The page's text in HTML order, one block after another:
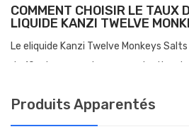
COMMENT CHOISIR LE TAUX
LIQUIDE KANZI TWELVE
Le eliquide Kanzi Twelve Monkeys
de 10 ml avec un dosage en nicotine
utiliser pour une vape adaptée à vos
Produits Apparentés